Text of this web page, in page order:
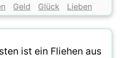
Geld Glück Lieben
ist ein Fliehen aus